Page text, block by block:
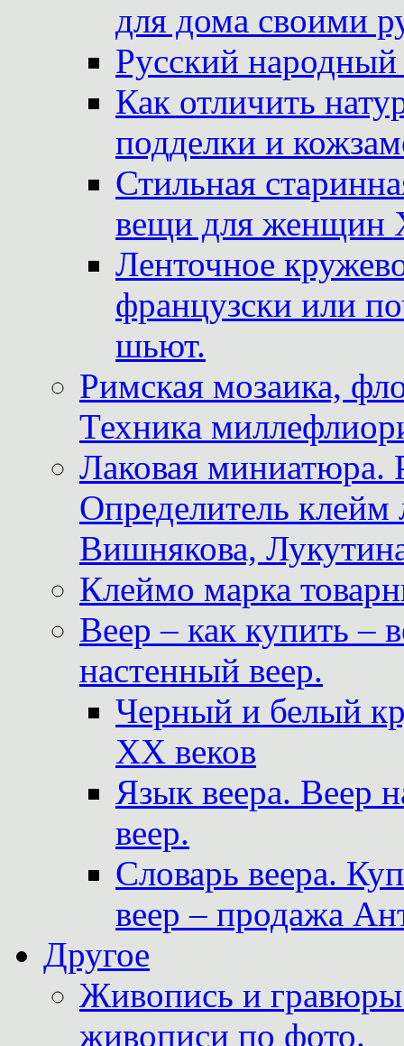
для дома своими
Русский
Как отличить
подделки и
Стильная
вещи для женщин
Ленточное
французски или
шьют.
Римская мозаика,
Техника
Лаковая миниатюра.
Определитель
Вишнякова,
Клеймо марка
Веер – как купить –
настенный веер.
Черный и белый
XX веков
Язык веера. Веер
веер.
Словарь веера.
веер – продажа
Другое
Живопись и
живописи по фото.